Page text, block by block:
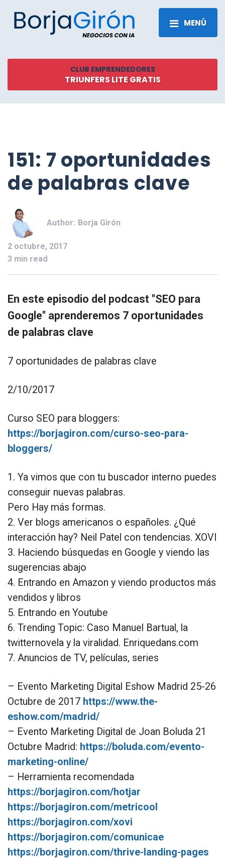
MENÚ
CLUB EMPRENDEDORES
TRIUNFERS LITE GRATIS
151: 7 oportunidades
de palabras clave
Author: Borja Girón
2 octubre, 2017
3 min read
En este episodio del podcast "SEO para
Google" aprenderemos 7 oportunidades
de palabras clave
7 oportunidades de palabras clave
2/10/2017
Curso SEO para bloggers:
https://borjagiron.com/curso-seo-para-
bloggers/
1. Ya vimos que con tu buscador interno puedes
conseguir nuevas palabras.
Pero Hay más formas.
2. Ver blogs americanos o españoles. ¿Qué
interacción hay? Neil Patel con tendencias. XOVI
3. Haciendo búsquedas en Google y viendo las
sugerencias abajo
4. Entrando en Amazon y viendo productos más
vendidos y libros
5. Entrando en Youtube
6. Trending Topic: Caso Manuel Bartual, la
twitternovela y la viralidad. Enriquedans.com
7. Anuncios de TV, películas, series
– Evento Marketing Digital Eshow Madrid 25-26
Octubre de 2017 https://www.the-
eshow.com/madrid/
– Evento Marketing Digital de Joan Boluda 21
Octubre Madrid: https://boluda.com/evento-
marketing-online/
– Herramienta recomendada
https://borjagiron.com/hotjar
https://borjagiron.com/metricool
https://borjagiron.com/xovi
https://borjagiron.com/comunicae
https://borjagiron.com/thrive-landing-pages